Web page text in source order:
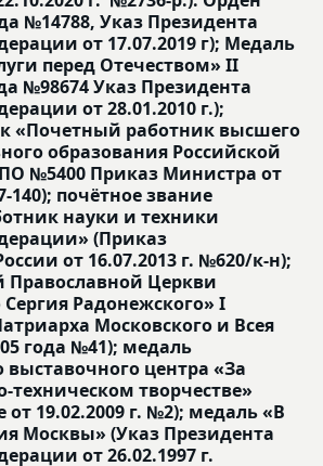
№14788, Указ Президента
от 17.07.2019 г); Медаль
перед Отечеством» II
№98674 Указ Президента
от 28.01.2010 г.);
«Почетный работник высшего
образования Российской
№5400 Приказ Министра от
140); почётное звание
науки и техники
(Приказ
от 16.07.2013 г. №620/к-н);
Православной Церкви
Радонежского» I
Московского и Всея
года №41); медаль
выставочного центра «За
техническом творчестве»
от 19.02.2009 г. №2); медаль «В
Москвы» (Указ Президента
от 26.02.1997 г.